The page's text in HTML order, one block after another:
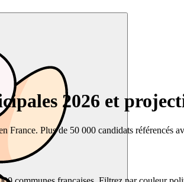
2026 et
France. Plus de 50 000 candidats référencés